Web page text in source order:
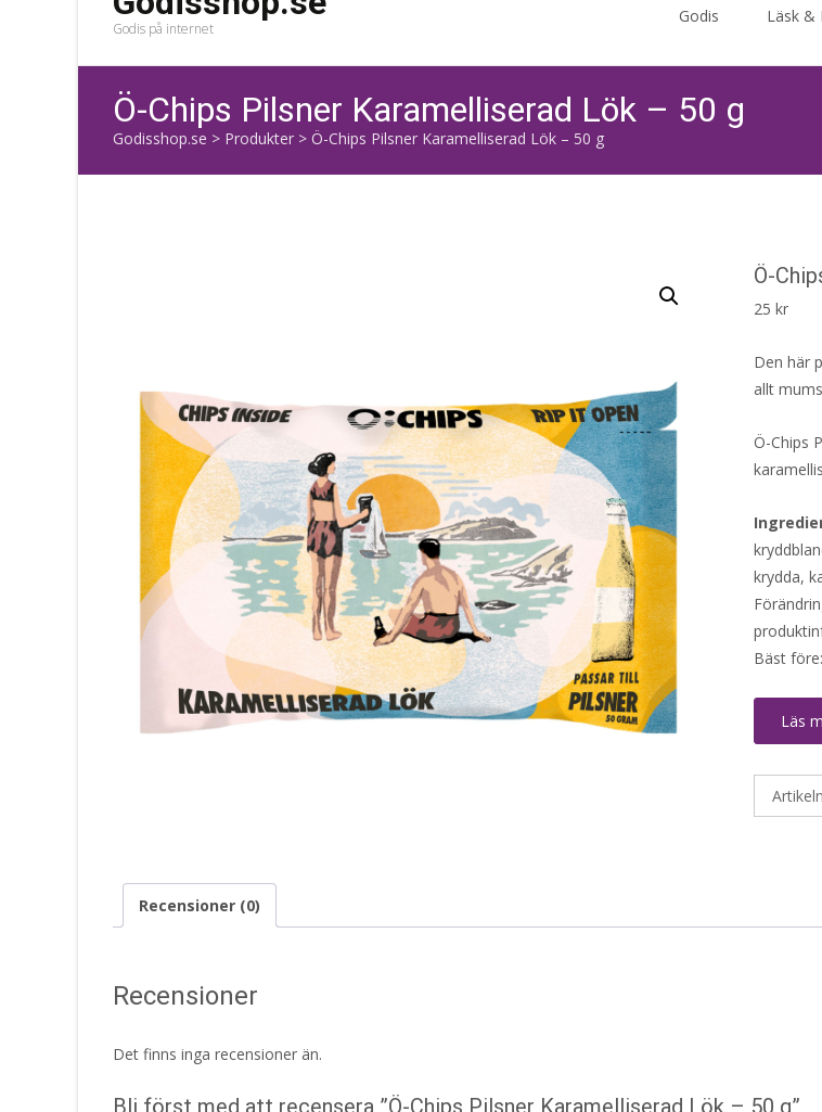
Godis på internet
Godis Läsk &
Ö-Chips Pilsner Karamelliserad Lök – 50 g
Godisshop.se > Produkter > Ö-Chips Pilsner Karamelliserad Lök – 50 g
Ö-
25 kr
Den här
allt
Ö-Chips
krydda,
Bäst
Läs
Recensioner (0)
Recensioner
Det finns inga recensioner än.
Bli först med att recensera ”Ö-Chips Pilsner Karamelliserad Lök – 50 g”